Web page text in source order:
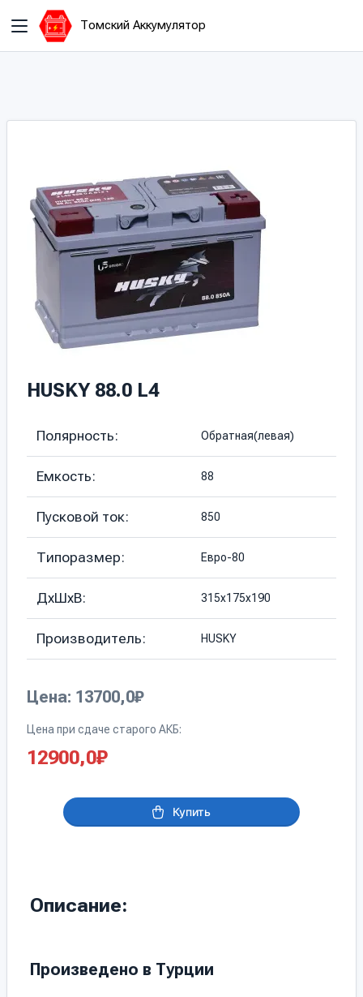
Томский Аккумулятор
HUSKY 88.0 L4
Полярность: Обратная(левая)
Емкость: 88
Пусковой ток: 850
Типоразмер: Евро-80
ДхШхВ: 315х175х190
Производитель: HUSKY
Цена: 13700,0₽
Цена при сдаче старого АКБ:
12900,0₽
Купить
Описание:
Произведено в Турции